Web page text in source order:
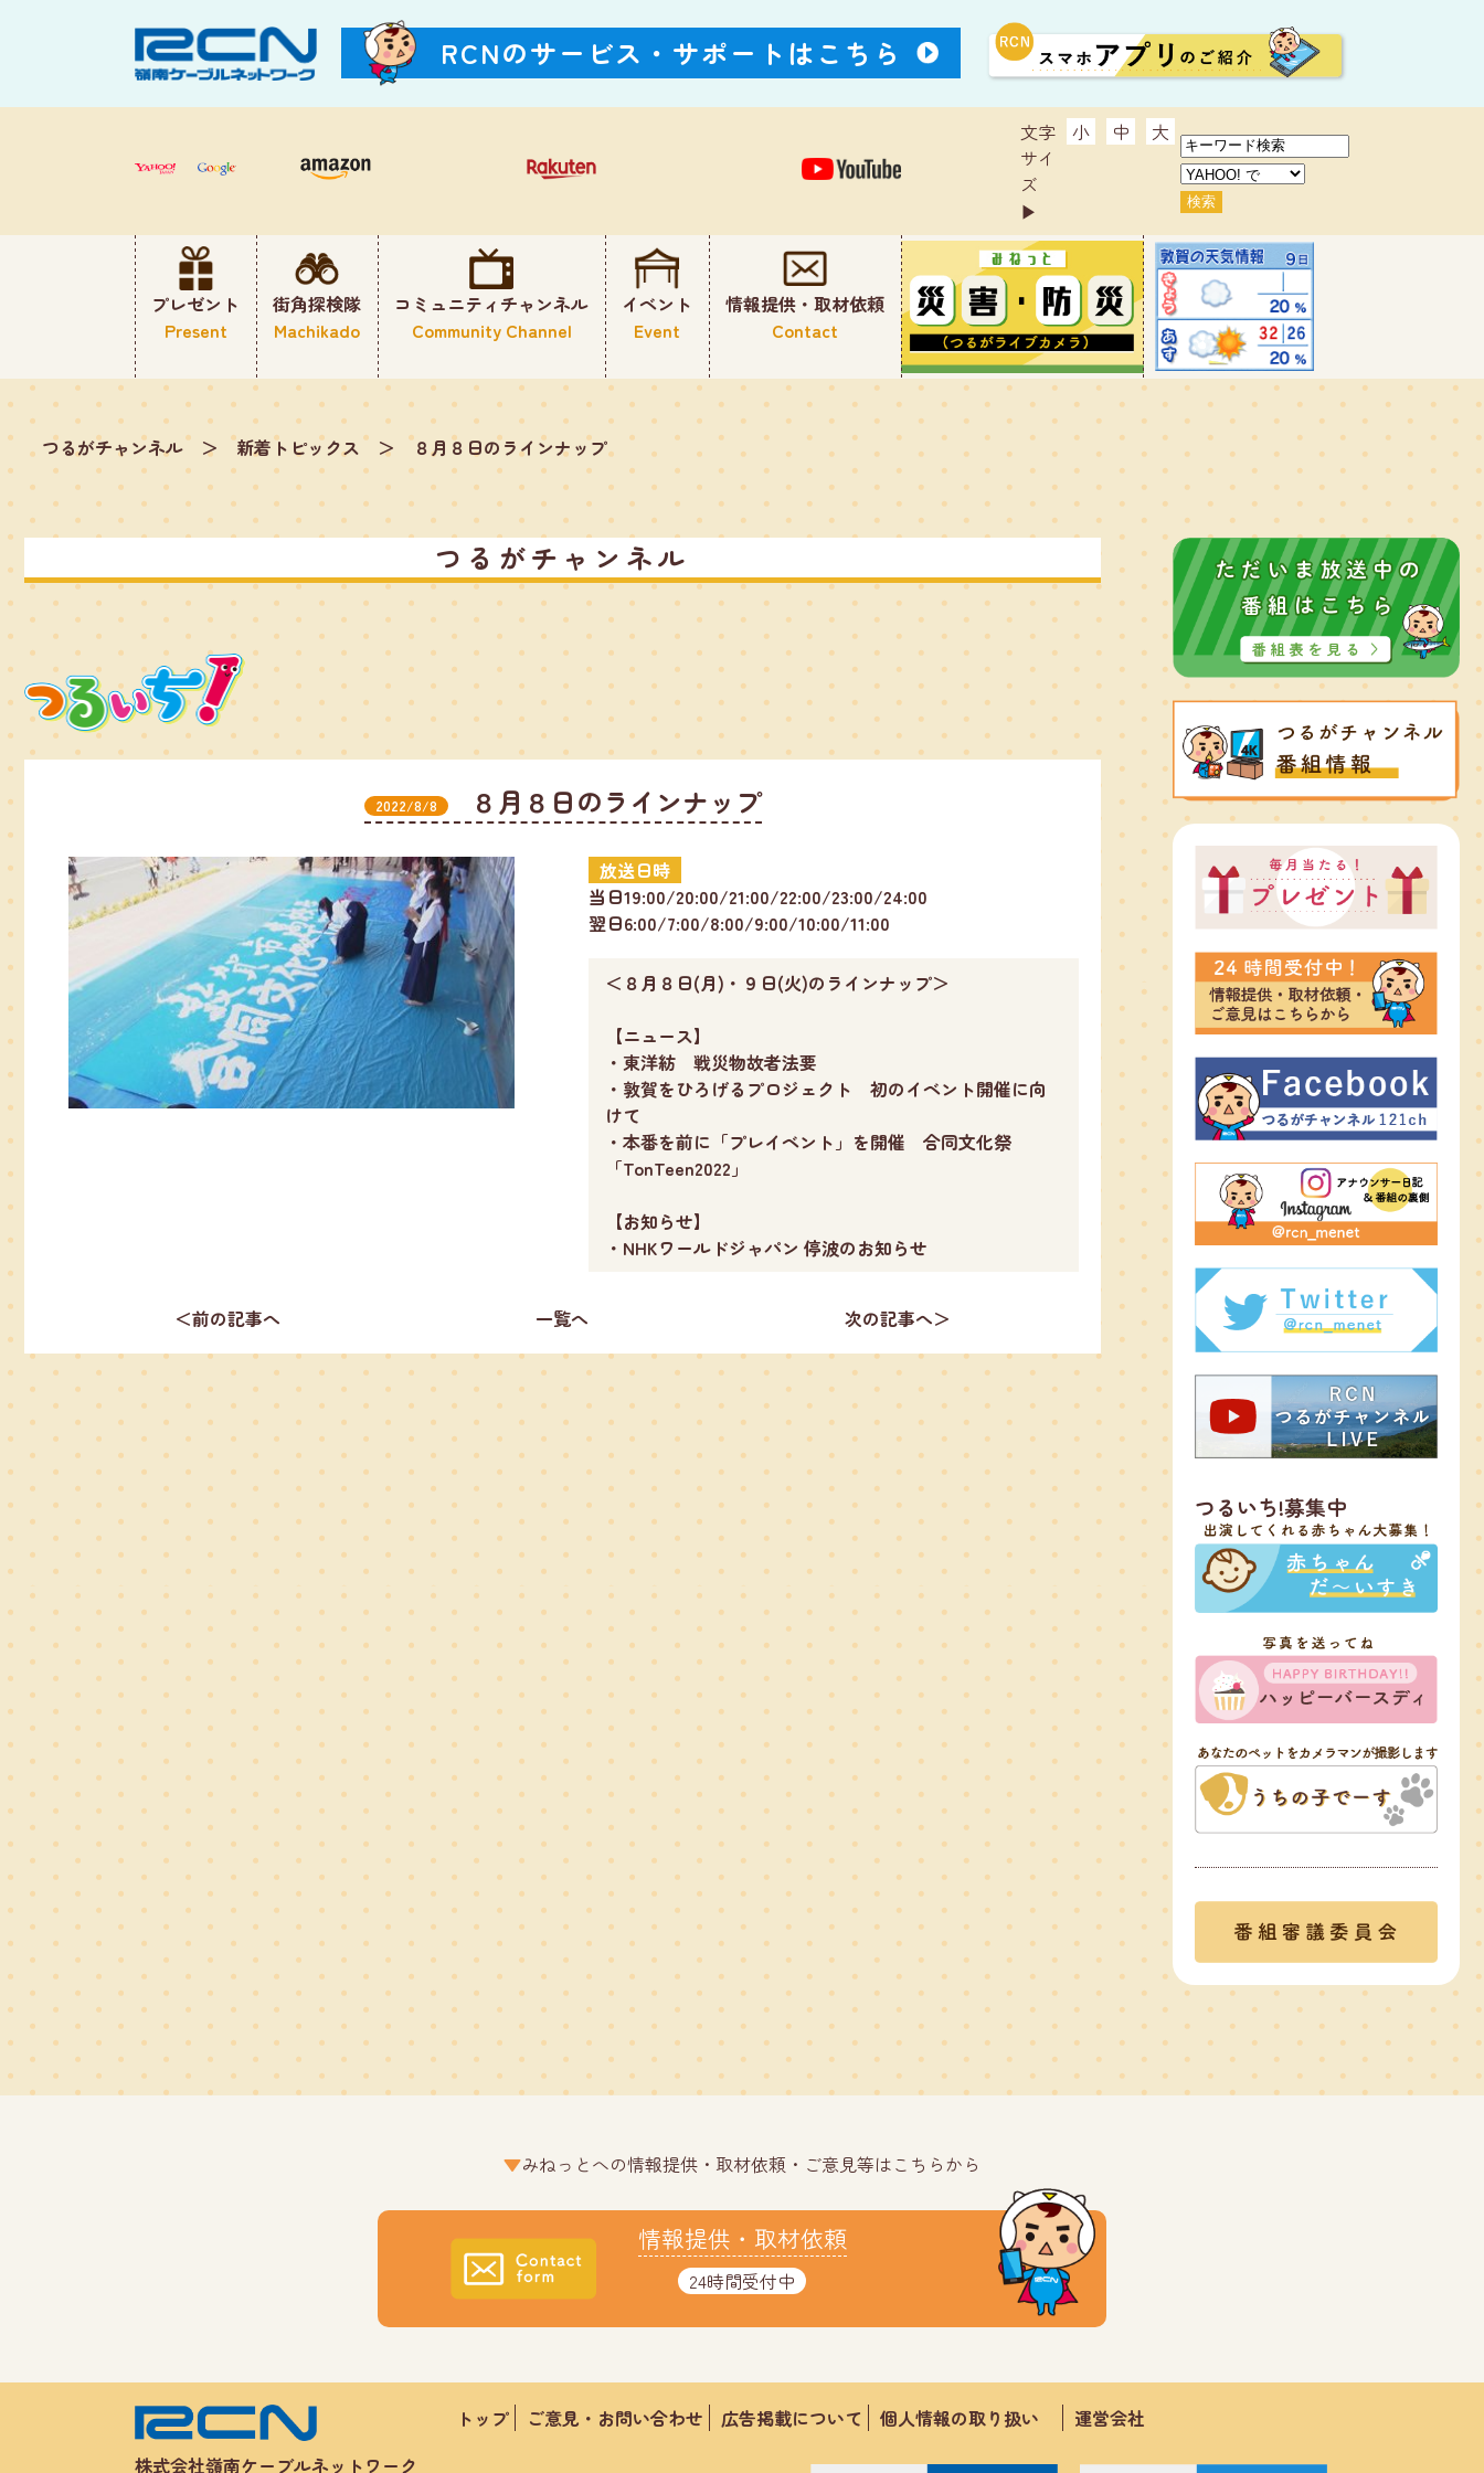
RCNのサービス・ サポートはこちら
文字
サイ
ズ
▶︎
小 中 大
プレゼント
Present
街角探検隊
Machikado
コミュニティチャンネル
Community Channel
イベント
Event
情報提供・取材依頼
Contact
つるがチャンネル ＞ 新着トピックス ＞ ８月８日のラインナップ
つるがチャンネル
2022/8/8 ８月８日のラインナップ
放送日時
当日19:00/20:00/21:00/22:00/23:00/24:00
翌日6:00/7:00/8:00/9:00/10:00/11:00
＜８月８日(月)・９日(火)のラインナップ＞
【ニュース】
・東洋紡 戦災物故者法要
・敦賀をひろげるプロジェクト 初のイベント開催に向
けて
・本番を前に「プレイベント」を開催 合同文化祭
「TonTeen2022」
【お知らせ】
・NHKワールドジャパン 停波のお知らせ
＜前の記事へ 一覧へ 次の記事へ＞
つるいち!募集中
みねっとへの情報提供・取材依頼・ご意見等はこちらから
情報提供・取材依頼
24時間受付中
株式会社嶺南ケーブルネットワーク
トップ ご意見・お問い合わせ 広告掲載について 個人情報の取り扱い 運営会社